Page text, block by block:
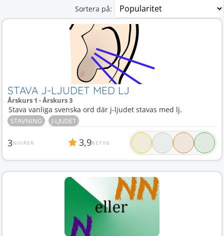
Sortera på:
STAVA J-LJUDET MED LJ
Årskurs 1 - Årskurs 3
Stava vanliga svenska ord där j-ljudet stavas med lj.
STAVNING J-LJUDET
3NIVÅER 3,9BETYG